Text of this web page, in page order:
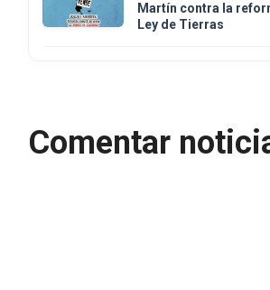
Martín contra la
Ley de Tierras
Comentar